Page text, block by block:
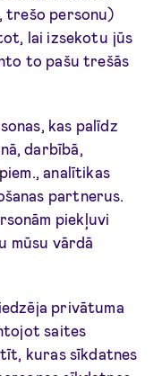
trešo personu)
lai izsekotu jūs
to pašu trešās
kas palīdz
darbībā,
analītikas
partnerus.
piekļuvi
mūsu vārdā
privātuma
saites
kuras sīkdatnes